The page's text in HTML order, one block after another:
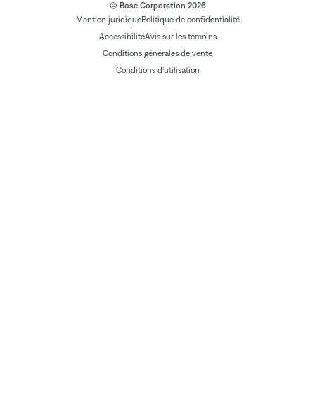
© Bose Corporation 2026
Mention juridiquePolitique de confidentialité
AccessibilitéAvis sur les témoins
Conditions générales de vente
Conditions d'utilisation